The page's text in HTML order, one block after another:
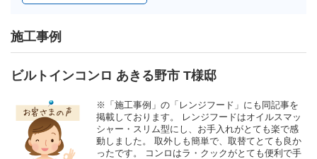
施工事例
ビルトインコンロ あきる野市 T様邸
※「施工事例」の「レンジフード」にも同記事を
掲載しております。 レンジフードはオイルスマッ
シャー・スリム型にし、お手入れがとても楽で感
動しました。 取外しも簡単で、取替てとても良か
ったです。 コンロはラ・クックがとても便利で手